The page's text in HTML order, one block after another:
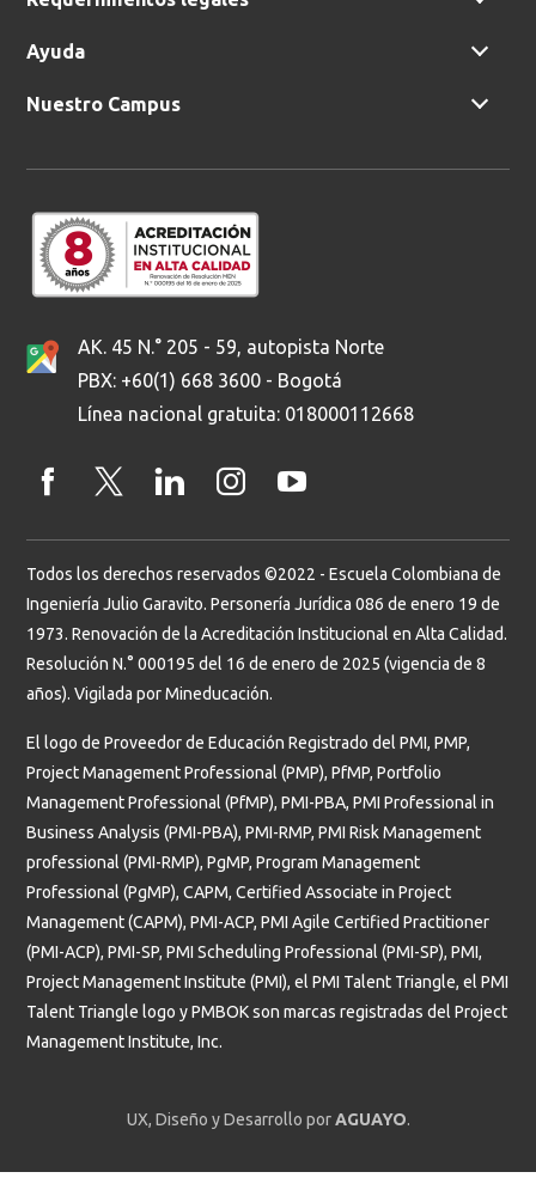
Ayuda
Nuestro Campus
AK. 45 N.° 205 - 59, autopista Norte
PBX: +60(1) 668 3600 - Bogotá
Línea nacional gratuita: 018000112668
Todos los derechos reservados ©2022 - Escuela Colombiana de
Ingeniería Julio Garavito. Personería Jurídica 086 de enero 19 de
1973. Renovación de la Acreditación Institucional en Alta Calidad.
Resolución N.° 000195 del 16 de enero de 2025 (vigencia de 8
años). Vigilada por Mineducación.
El logo de Proveedor de Educación Registrado del PMI, PMP,
Project Management Professional (PMP), PfMP, Portfolio
Management Professional (PfMP), PMI-PBA, PMI Professional in
Business Analysis (PMI-PBA), PMI-RMP, PMI Risk Management
professional (PMI-RMP), PgMP, Program Management
Professional (PgMP), CAPM, Certified Associate in Project
Management (CAPM), PMI-ACP, PMI Agile Certified Practitioner
(PMI-ACP), PMI-SP, PMI Scheduling Professional (PMI-SP), PMI,
Project Management Institute (PMI), el PMI Talent Triangle, el PMI
Talent Triangle logo y PMBOK son marcas registradas del Project
Management Institute, Inc.
UX, Diseño y Desarrollo porAGUAYO.